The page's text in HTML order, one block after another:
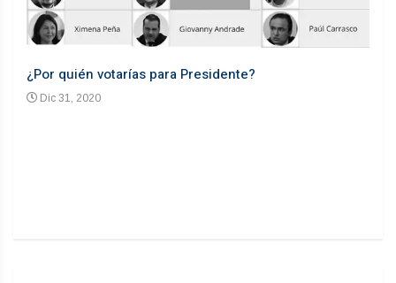
¿Por quién votarías para Presidente?
Dic 31, 2020